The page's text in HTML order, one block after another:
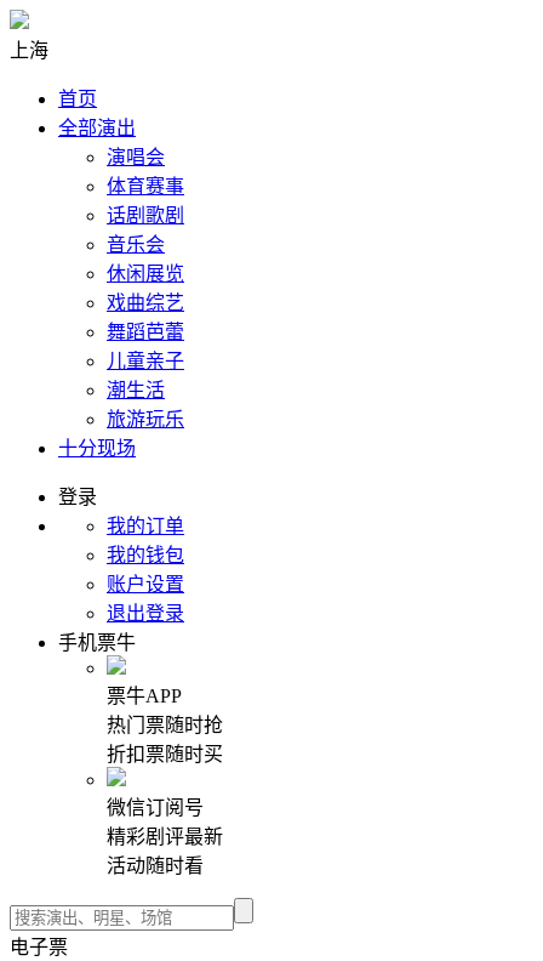
上海
首页
全部演出
演唱会
体育赛事
话剧歌剧
音乐会
休闲展览
戏曲综艺
舞蹈芭蕾
儿童亲子
潮生活
旅游玩乐
十分现场
登录
我的订单
我的钱包
账户设置
退出登录
手机票牛
票牛APP
热门票随时抢
折扣票随时买
微信订阅号
精彩剧评最新
活动随时看
电子票